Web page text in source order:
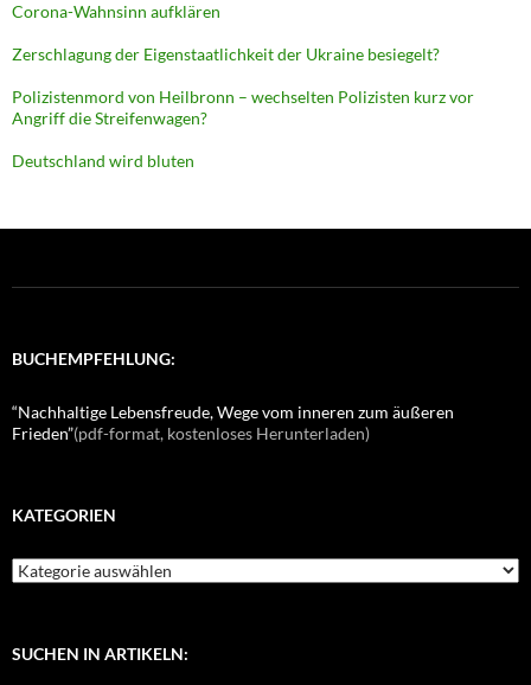
Corona-Wahnsinn aufklären
Zerschlagung der Eigenstaatlichkeit der Ukraine besiegelt?
Polizistenmord von Heilbronn – wechselten Polizisten kurz vor
Angriff die Streifenwagen?
Deutschland wird bluten
BUCHEMPFEHLUNG:
“Nachhaltige Lebensfreude, Wege vom inneren zum äußeren
Frieden”(pdf-format, kostenloses Herunterladen)
KATEGORIEN
K
a
g
SUCHEN IN ARTIKELN: